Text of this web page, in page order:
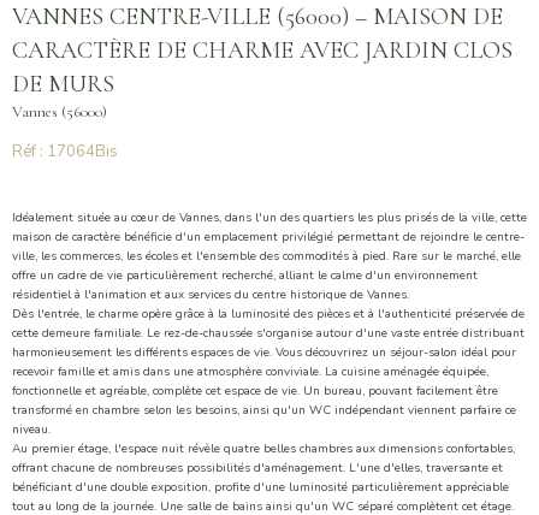
VANNES CENTRE-VILLE (56000) – MAISON DE
CARACTÈRE DE CHARME AVEC JARDIN CLOS
DE MURS
Vannes (56000)
Réf : 17064Bis
Idéalement située au cœur de Vannes, dans l'un des quartiers les plus prisés de la ville, cette
maison de caractère bénéficie d'un emplacement privilégié permettant de rejoindre le centre-
ville, les commerces, les écoles et l'ensemble des commodités à pied. Rare sur le marché, elle
offre un cadre de vie particulièrement recherché, alliant le calme d'un environnement
résidentiel à l'animation et aux services du centre historique de Vannes.
Dès l'entrée, le charme opère grâce à la luminosité des pièces et à l'authenticité préservée de
cette demeure familiale. Le rez-de-chaussée s'organise autour d'une vaste entrée distribuant
harmonieusement les différents espaces de vie. Vous découvrirez un séjour-salon idéal pour
recevoir famille et amis dans une atmosphère conviviale. La cuisine aménagée équipée,
fonctionnelle et agréable, complète cet espace de vie. Un bureau, pouvant facilement être
transformé en chambre selon les besoins, ainsi qu'un WC indépendant viennent parfaire ce
niveau.
Au premier étage, l'espace nuit révèle quatre belles chambres aux dimensions confortables,
offrant chacune de nombreuses possibilités d'aménagement. L'une d'elles, traversante et
bénéficiant d'une double exposition, profite d'une luminosité particulièrement appréciable
tout au long de la journée. Une salle de bains ainsi qu'un WC séparé complètent cet étage.